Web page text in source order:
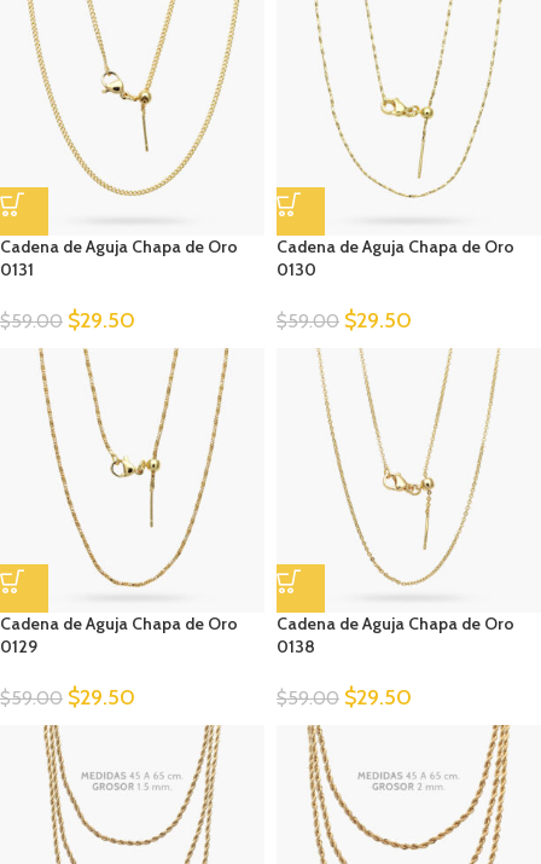
Cadena de Aguja Chapa de Oro
0131
$59.00 $29.50
Cadena de Aguja Chapa de Oro
0130
$59.00 $29.50
Cadena de Aguja Chapa de Oro
0129
$59.00 $29.50
Cadena de Aguja Chapa de Oro
0138
$59.00 $29.50